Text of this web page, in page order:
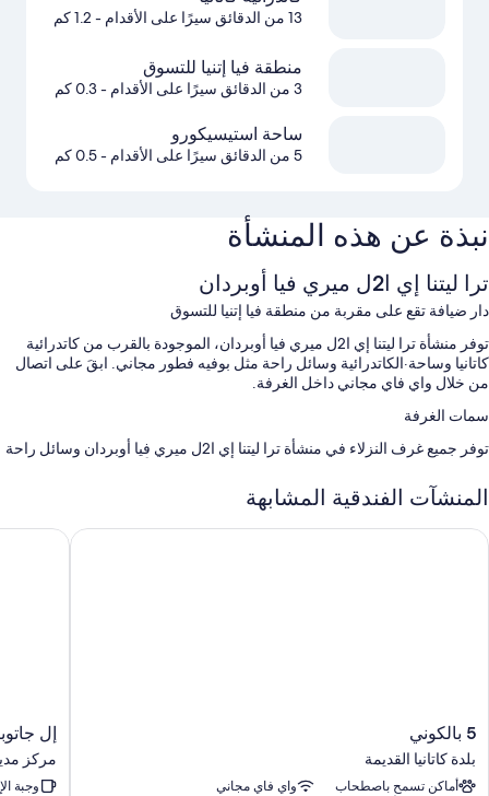
13 من الدقائق سيرًا على الأقدام - 1.2 كم
منطقة فيا إتنيا للتسوق
3 من الدقائق سيرًا على الأقدام - 0.3 كم
ساحة استيسيكورو
5 من الدقائق سيرًا على الأقدام - 0.5 كم
نبذة عن هذه المنشأة
ترا ليتنا إي ا2ل ميري فيا أوبردان
دار ضيافة تقع على مقربة من منطقة فيا إتنيا للتسوق
توفر منشأة ترا ليتنا إي ا2ل ميري فيا أوبردان، الموجودة بالقرب من كاتدرائية
كاتانيا وساحة·الكاتدرائية وسائل راحة مثل بوفيه فطور مجاني. ابقَ على اتصال
من خلال واي فاي مجاني داخل الغرفة.
سمات الغرفة
توفر جميع غرف النزلاء في منشأة ترا ليتنا إي ا2ل ميري فيا أوبردان وسائل راحة
تشمل وسائل الراحة الأخرى:
غلايات كهربائية، وتدفئة، وتتاح خدمة تنظيف الغرف في أوقات محدودة
المنشآت الفندقية المشابهة
5
بالكوني
بلدة
كاتانيا
5 بالكوني
بلدة كاتانيا القديمة
أماكن تسمح باصطحاب
واي فاي مجاني
5 بالكوني
إل
جاتوباردو
هاوس
مركز
إل
مركز
وجبة
إل